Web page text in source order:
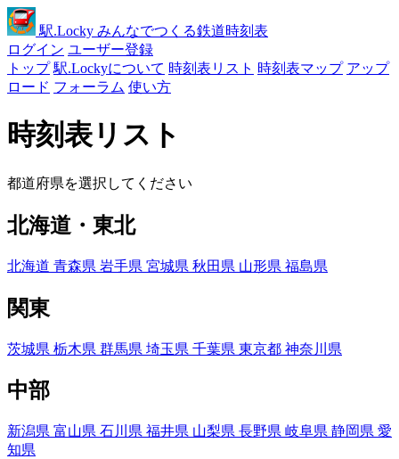
駅.Locky みんなでつくる鉄道時刻表
ログイン ユーザー登録
トップ 駅.Lockyについて 時刻表リスト 時刻表マップ アップ
ロード フォーラム 使い方
時刻表リスト
都道府県を選択してください
北海道・東北
北海道 青森県 岩手県 宮城県 秋田県 山形県 福島県
関東
茨城県 栃木県 群馬県 埼玉県 千葉県 東京都 神奈川県
中部
新潟県 富山県 石川県 福井県 山梨県 長野県 岐阜県 静岡県 愛
知県